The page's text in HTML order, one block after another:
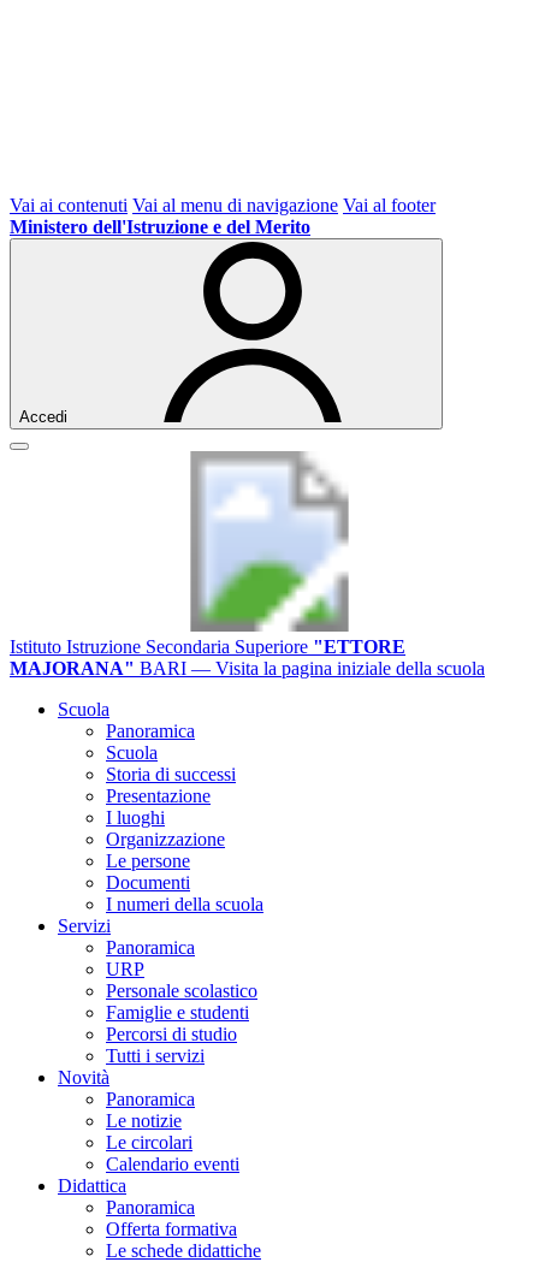
Vai ai contenuti Vai al menu di navigazione Vai al footer
Ministero dell'Istruzione e del Merito
Accedi
Istituto Istruzione Secondaria Superiore "ETTORE
MAJORANA" BARI — Visita la pagina iniziale della scuola
Scuola
Panoramica
Scuola
Storia di successi
Presentazione
I luoghi
Organizzazione
Le persone
Documenti
I numeri della scuola
Servizi
Panoramica
URP
Personale scolastico
Famiglie e studenti
Percorsi di studio
Tutti i servizi
Novità
Panoramica
Le notizie
Le circolari
Calendario eventi
Didattica
Panoramica
Offerta formativa
Le schede didattiche